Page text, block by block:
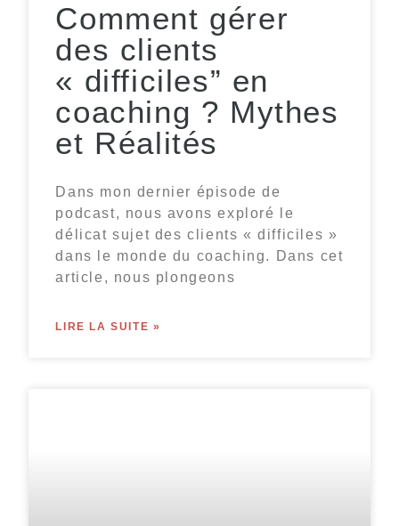
Comment gérer
des clients
« difficiles” en
coaching ? Mythes
et Réalités
Dans mon dernier épisode de
podcast, nous avons exploré le
délicat sujet des clients « difficiles »
dans le monde du coaching. Dans cet
article, nous plongeons
LIRE LA SUITE »